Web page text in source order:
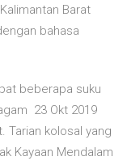
Barat
bahasa
beberapa suku
23 Okt 2019
Tarian kolosal yang
Kayaan Mendalam